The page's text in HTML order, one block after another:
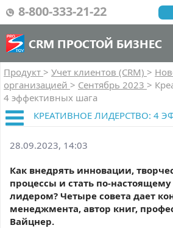
8-800-333-21-22
CRM ПРОСТОЙ БИЗНЕС
Продукт > Учет клиентов (CRM) >
организацией > Сентябрь 2023 >
4 эффективных шага
КРЕАТИВНОЕ ЛИДЕРСТВО: 4
28.09.2023, 14:03
Как внедрять инновации,
процессы и стать по-
лидером? Четыре совета дает
менеджмента, автор книг,
Вайцнер.